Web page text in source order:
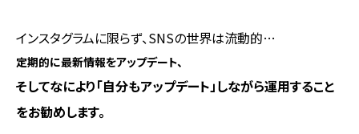
インスタグラムに限らず、SNSの世界は流動的…
定期的に最新情報をアップデート、
そしてなにより「自分もアップデート」しながら運用すること
をお勧めします。